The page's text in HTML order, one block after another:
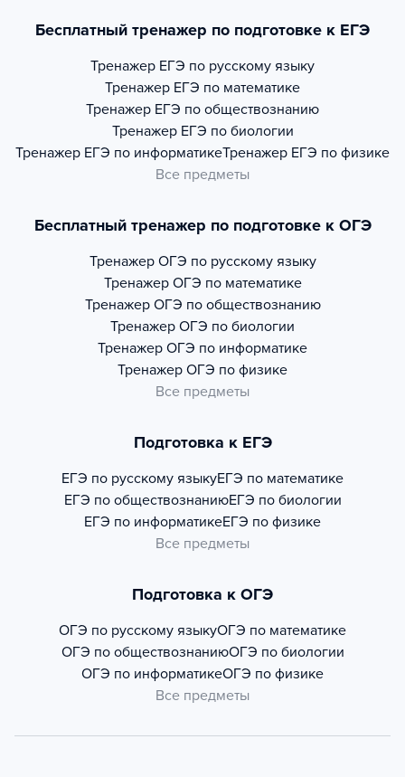
Бесплатный тренажер по подготовке к ЕГЭ
Тренажер ЕГЭ по русскому языку
Тренажер ЕГЭ по математике
Тренажер ЕГЭ по обществознанию
Тренажер ЕГЭ по биологии
Тренажер ЕГЭ по информатикеТренажер ЕГЭ по физике
Все предметы
Бесплатный тренажер по подготовке к ОГЭ
Тренажер ОГЭ по русскому языку
Тренажер ОГЭ по математике
Тренажер ОГЭ по обществознанию
Тренажер ОГЭ по биологии
Тренажер ОГЭ по информатике
Тренажер ОГЭ по физике
Все предметы
Подготовка к ЕГЭ
ЕГЭ по русскому языкуЕГЭ по математике
ЕГЭ по обществознаниюЕГЭ по биологии
ЕГЭ по информатикеЕГЭ по физике
Все предметы
Подготовка к ОГЭ
ОГЭ по русскому языкуОГЭ по математике
ОГЭ по обществознаниюОГЭ по биологии
ОГЭ по информатикеОГЭ по физике
Все предметы